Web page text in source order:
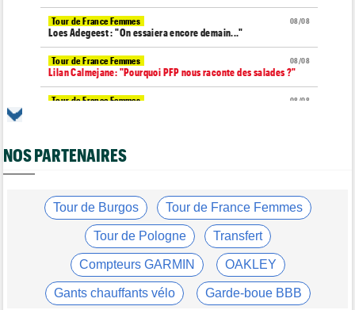
08/08
Tour de France Femmes
Loes Adegeest : "On essaiera encore demain..."
08/08
Tour de France Femmes
Lilan Calmejane: "Pourquoi PFP nous raconte des salades ?"
08/08
Tour de France Femmes
Niedermaier : "J’ai dit à Kasia que ce n’est pas fini"
08/08
Tour de France Femmes
Lorena Wiebes : "Je dois encore finir la journée de demain"
Tour de France Femmes
Demi Vollering : "Cela prouve que si on rêve en grand..."
08/08
Tour d'Espagne
NOS PARTENAIRES
Tour de Burgos Tour de France Femmes
Tour de Pologne Transfert
Compteurs GARMIN OAKLEY
Gants chauffants vélo Garde-boue BBB